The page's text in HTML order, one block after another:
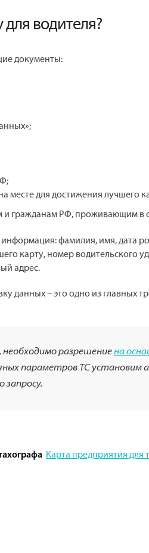
для водителя?
документы:
месте для достижения лучшего
и гражданам РФ, проживающим в
фамилия, имя, дата
карту, номер водительского
адрес.
данных – это одно из главных
необходимо разрешениена
параметров ТС установим
запросу.
Карта предприятия для